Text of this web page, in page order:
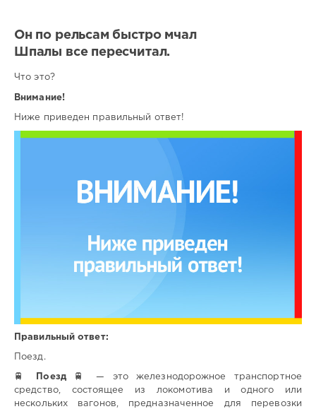
Он по рельсам быстро мчал
Шпалы все пересчитал.
Что это?
Внимание!
Ниже приведен правильный ответ!
Правильный ответ:
Поезд.
🚆 Поезд🚆 — это железнодорожное транспортное
средство, состоящее из локомотива и одного или
нескольких вагонов, предназначенное для перевозки